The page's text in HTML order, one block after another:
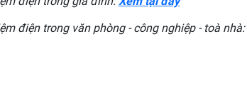
điện trong văn phòng - công nghiệp - toà nhà: